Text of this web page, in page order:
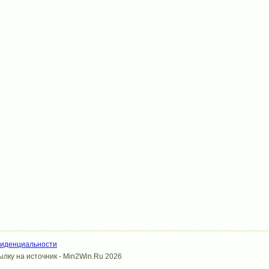
на источник - Min2Win.Ru 2026